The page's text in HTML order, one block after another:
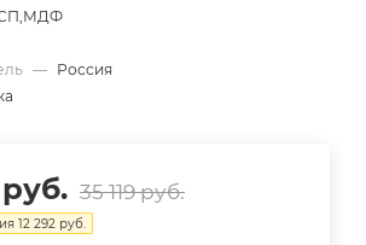
— Россия
руб. 35 119руб.
12 292 руб.